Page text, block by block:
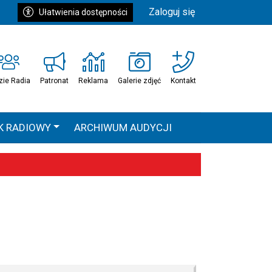
Ułatwienia dostępności Zaloguj się
Radia Patronat Reklama Galerie zdjęć Kontakt
RADIOWY ARCHIWUM AUDYCJI
HEAVEN TOUR